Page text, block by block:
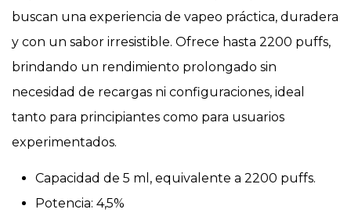
buscan una experiencia de vapeo práctica, duradera
y con un sabor irresistible. Ofrece hasta 2200 puffs,
brindando un rendimiento prolongado sin
necesidad de recargas ni configuraciones, ideal
tanto para principiantes como para usuarios
experimentados.
Capacidad de 5 ml, equivalente a 2200 puffs.
Potencia: 4,5%